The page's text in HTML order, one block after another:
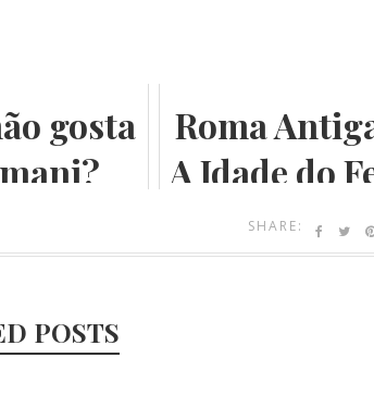
gosta
Roma
A Idade do
SHARE:
POSTS